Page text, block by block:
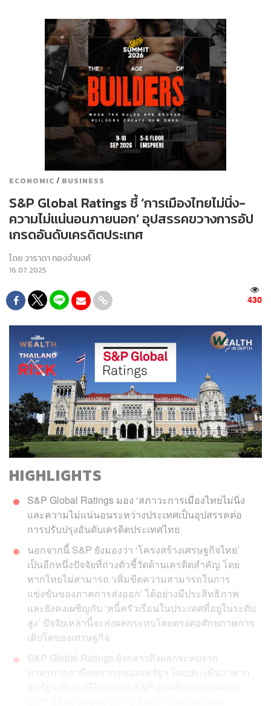
ECONOMIC / BUSINESS
S&P Global Ratings ชี้ ‘การเมืองไทยไม่นิ่ง-
ความไม่แน่นอนภายนอก’ อุปสรรคขวางการอัป
เกรดอันดับเครดิตประเทศ
โดยวาราดา ทองจำนงค์
16.07.2025
430
HIGHLIGHTS
S&P Global Ratings มอง ‘สภาวะการเมืองไทยไม่นิ่ง
และความไม่แน่นอนระหว่างประเทศเป็นอุปสรรคต่อ
การปรับปรุงอันดับเครดิตประเทศไทย
นอกจากนี้ S&P ยังมองว่า ‘โครงสร้างเศรษฐกิจไทย’
เป็นอีกหนึ่งปัจจัยที่ถ่วงตัวชี้วัดด้านเครดิตสำคัญ โดย
หากไทยไม่สามารถ ‘เพิ่มขีดความสามารถในการ
แข่งขันของภาคการส่งออก’ ได้อย่างมีประสิทธิภาพ
และยังคงเผชิญกับ ‘หนี้ครัวเรือนในประเทศที่อยู่ในระดับ
สูง’ ปัจจัยเหล่านี้จะส่งผลกระทบโดยตรงต่อศักยภาพการ
เติบโตของเศรษฐกิจ
S&P Global Ratings ยังกล่าวถึงผลกระทบจาก
มาตรการภาษีศุลกากรของสหรัฐฯ โดยประเมินว่าหาก